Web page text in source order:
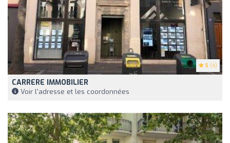
5 (4)
CARRERE IMMOBILIER
Voir l'adresse et les coordonnées